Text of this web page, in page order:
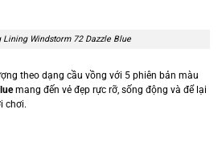
Lining Windstorm 72 Dazzle Blue
theo dạng cầu vồng với 5 phiên bản màu
mang đến vẻ đẹp rực rỡ, sống động và để lại
chơi.